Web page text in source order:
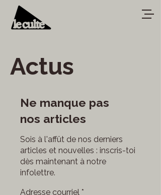
Actus
Ne manque pas
nos articles
Sois à l'affût de nos derniers
articles et nouvelles : inscris-toi
dès maintenant à notre
infolettre.
Adresse courriel